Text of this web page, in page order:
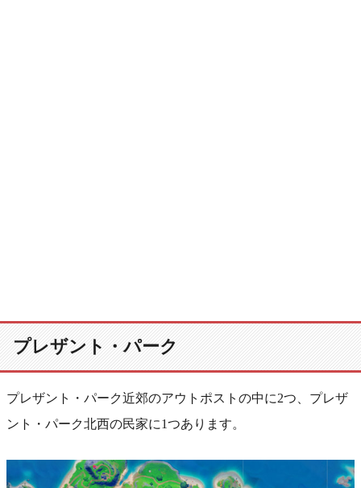
プレザント・パーク
プレザント・パーク近郊のアウトポストの中に2つ、プレザ
ント・パーク北西の民家に1つあります。